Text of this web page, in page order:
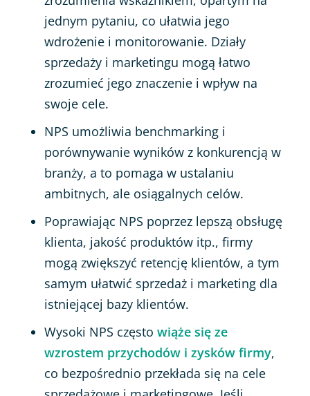
jednym pytaniu, co ułatwia jego
wdrożenie i monitorowanie. Działy
sprzedaży i marketingu mogą łatwo
zrozumieć jego znaczenie i wpływ na
swoje cele.
NPS umożliwia benchmarking i
porównywanie wyników z konkurencją w
branży, a to pomaga w ustalaniu
ambitnych, ale osiągalnych celów.
Poprawiając NPS poprzez lepszą obsługę
klienta, jakość produktów itp., firmy
mogą zwiększyć retencję klientów, a tym
samym ułatwić sprzedaż i marketing dla
istniejącej bazy klientów.
Wysoki NPS często wiąże się ze
wzrostem przychodów i zysków firmy,
co bezpośrednio przekłada się na cele